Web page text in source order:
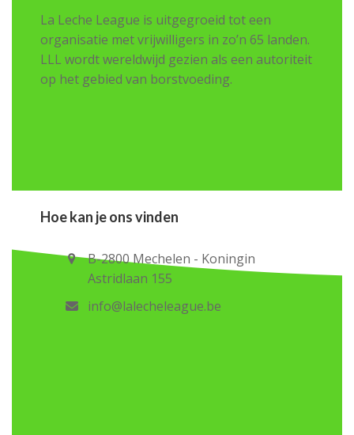
La Leche League is uitgegroeid tot een
organisatie met vrijwilligers in zo’n 65 landen.
LLL wordt wereldwijd gezien als een autoriteit
op het gebied van borstvoeding.
Hoe kan je ons vinden
B-2800 Mechelen - Koningin
Astridlaan 155
info@lalecheleague.be